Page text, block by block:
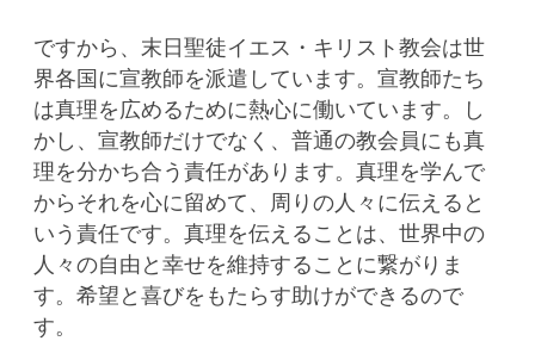
ですから、末日聖徒イエス・キリスト教会は世
界各国に宣教師を派遣しています。宣教師たち
は真理を広めるために熱心に働いています。し
かし、宣教師だけでなく、普通の教会員にも真
理を分かち合う責任があります。真理を学んで
からそれを心に留めて、周りの人々に伝えると
いう責任です。真理を伝えることは、世界中の
人々の自由と幸せを維持することに繋がりま
す。希望と喜びをもたらす助けができるので
す。